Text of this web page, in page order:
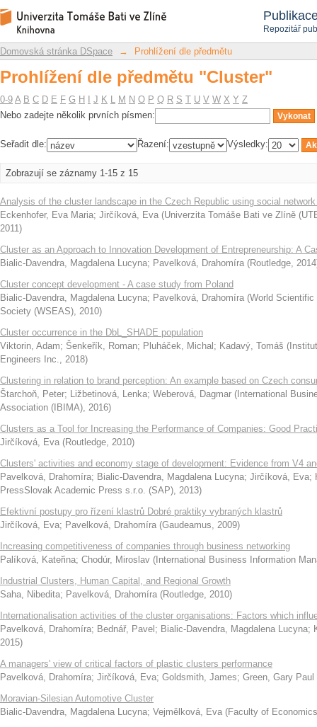
Repozitář
Prohlížení dle předmětu "Cluster"
Repozitář DSpace/Manakin
Domovská stránka DSpace → Prohlížení dle předmětu
Prohlížení dle předmětu "Cluster"
0-9 A B C D E F G H J K L M N O P Q R S T U V W X Y Z
Nebo zadejte několik prvních písmen:
Seřadit dle: Řazení: Výsledky:
Zobrazují se záznamy 1-15 z 15
Analysis of the cluster landscape in the Czech Republic using social
Eckenhofer, Eva Maria; Jirčíková, Eva (Univerzita Tomáše Bati ve Zlíně
2011)
Cluster as an Approach to Innovation Development of Entrepreneurship: A
Bialic-Davendra, Magdalena Lucyna; Pavelková, Drahomíra (Routledge, 2014
Cluster concept development - A case study from Poland
Bialic-Davendra, Magdalena Lucyna; Pavelková, Drahomíra (World Scientific
Society (WSEAS), 2010)
Cluster occurrence in the DbL_SHADE population
Viktorin, Adam; Šenkeřík, Roman; Pluháček, Michal ; Kadavý, Tomáš (
Engineers Inc., 2018)
Clustering in relation to brand perception: An example based on Czech
Štarchoň, Peter; Ližbetinová, Lenka; Weberová, Dagmar ( International
Association (IBIMA), 2016)
Clusters as a Tool for Increasing the Performance of Companies: Good
Jirčíková, Eva (Routledge, 2010)
Clusters' activities and economy stage of development: Evidence from V4
Pavelková, Drahomíra; Bialic-Davendra, Magdalena Lucyna; Jirčíková, Eva;
PressSlovak Academic Press s.r.o. (SAP), 2013)
Efektivní postupy pro řízení klastrů Dobré praktiky vybraných klastrů
Jirčíková, Eva; Pavelková, Drahomíra (Gaudeamus, 2009)
Increasing competitiveness of companies through business networking
Palíková, Kateřina; Chodúr, Miroslav ( International Business Information
Industrial Clusters, Human Capital, and Regional Growth
Saha, Nibedita; Pavelková, Drahomíra (Routledge, 2010)
Internationalisation activities of the cluster organisations: Factors which
Pavelková, Drahomíra; Bednář, Pavel ; Bialic-Davendra, Magdalena Lucyna;
2015)
A managers' view of critical factors of plastic clusters performance
Pavelková, Drahomíra; Jirčíková, Eva; Goldsmith, James; Green, Gary Paul
Moravian-Silesian Automotive Cluster
Bialic-Davendra, Magdalena Lucyna; Vejmělková, Eva (Faculty of